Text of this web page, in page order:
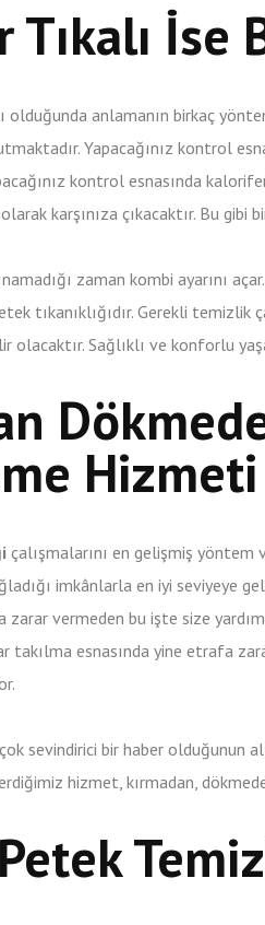
İse
anlamanın birkaç
Yapacağınız kontrol
kontrol esnasında
karşınıza çıkacaktır. Bu
zaman kombi ayarını
tıkanıklığıdır. Gerekli temizlik
olacaktır. Sağlıklı ve konforlu
Hizmeti
çalışmalarını en gelişmiş
imkânlarla en iyi seviyeye
vermeden bu işte size
takılma esnasında yine etrafa
sevindirici bir haber olduğunun
hizmet, kırmadan,